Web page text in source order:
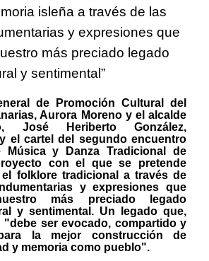
isleña a través de las
y expresiones que
más preciado legado
y sentimental”
de Promoción Cultural del
Aurora Moreno y el alcalde
José Heriberto González,
el cartel del segundo encuentro
Música y Danza Tradicional de
con el que se pretende
folklore tradicional a través de
y expresiones que
más preciado legado
y sentimental. Un legado que,
ser evocado, compartido y
la mejor construcción de
y memoria como pueblo".